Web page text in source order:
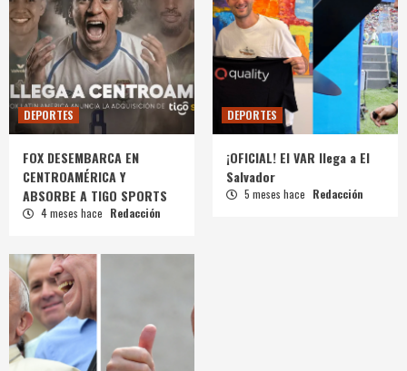
DEPORTES
FOX DESEMBARCA EN
CENTROAMÉRICA Y
ABSORBE A TIGO SPORTS
4 meses hace Redacción
DEPORTES
¡OFICIAL! El VAR llega a El
Salvador
5 meses hace Redacción